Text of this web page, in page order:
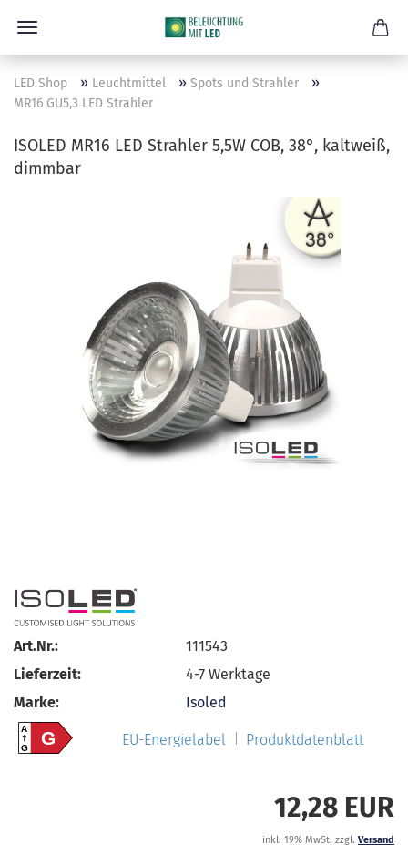
LED Shop » Leuchtmittel » Spots und Strahler »
MR16 GU5,3 LED Strahler
ISOLED MR16 LED Strahler 5,5W COB, 38°, kaltweiß,
dimmbar
Art.Nr.:
111543
Lieferzeit:
4-7 Werktage
Marke:
Isoled
A
GG EU-Energielabel Produktdatenblatt
12,28 EUR
inkl. 19% MwSt. zzgl. Versand